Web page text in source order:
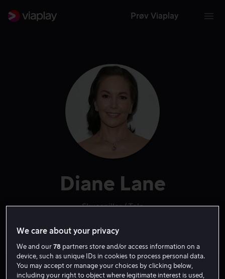
Prøv Viaplay
Diane Lane
Skuespiller Tale
We care about your privacy
We and our78 partners store and/or access information on a
device, such as unique IDs in cookies to process personal data.
You may accept or manage your choices by clicking below,
including your right to object where legitimate interest is used,